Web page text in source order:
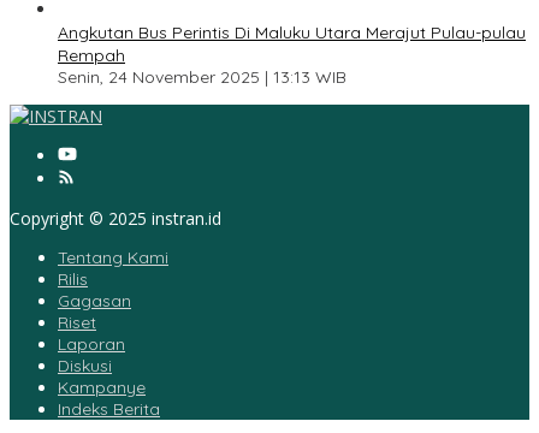
Angkutan Bus Perintis Di Maluku Utara Merajut Pulau-pulau
Rempah
Senin, 24 November 2025 | 13:13 WIB
Copyright © 2025 instran.id
Tentang Kami
Rilis
Gagasan
Riset
Laporan
Diskusi
Kampanye
Indeks Berita